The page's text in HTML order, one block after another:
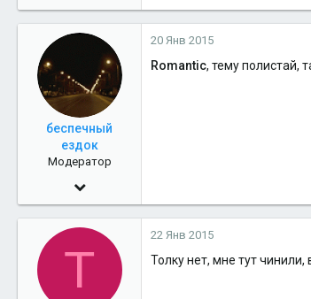
1,878
36
беспечный
ездок
Модератор
18 Апр 2010
12,789
38
20 Янв 2015
Romantic, тему полистай,
T
22 Янв 2015
Толку нет, мне тут